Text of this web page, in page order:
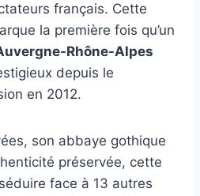
français. Cette
la première fois qu’un
Rhône-Alpes
depuis le
en 2012.
son abbaye gothique
préservée, cette
face à 13 autres